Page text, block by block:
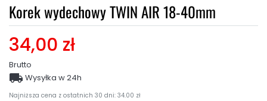
Korek wydechowy TWIN AIR 18-40mm
34,00 zł
Brutto
Najniższa cena z ostatnich 30 dni: 34.00 zł
 Wysyłka w 24h